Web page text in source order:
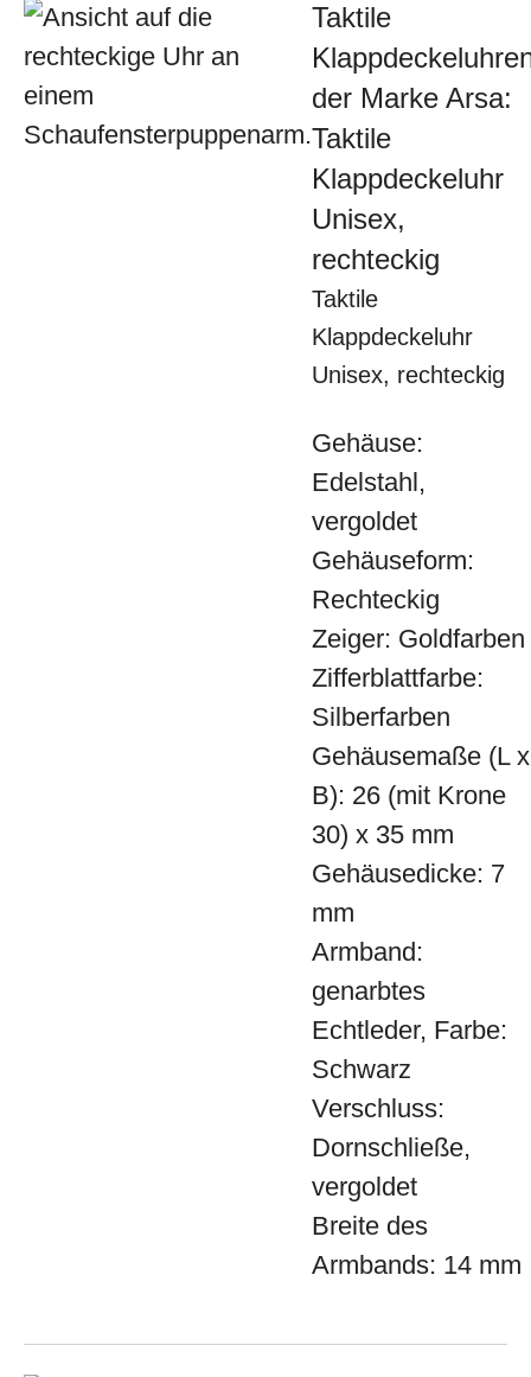
Taktile
der Marke Arsa:
Taktile
Klappdeckeluhr
Unisex,
rechteckig
Taktile
Klappdeckeluhr
Unisex, rechteckig
Gehäuse:
Edelstahl,
vergoldet
Gehäuseform:
Rechteckig
Zeiger: Goldfarben
Zifferblattfarbe:
Silberfarben
Gehäusemaße (L x
B): 26 (mit Krone
30) x 35 mm
Gehäusedicke: 7
mm
Armband:
genarbtes
Echtleder, Farbe:
Schwarz
Verschluss:
Dornschließe,
vergoldet
Breite des
Armbands: 14 mm